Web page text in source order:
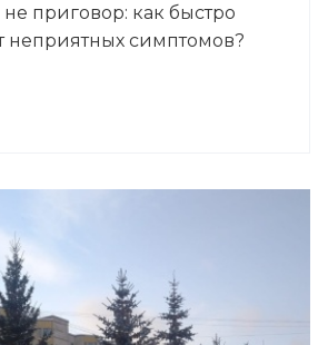
приговор: как быстро
неприятных симптомов?